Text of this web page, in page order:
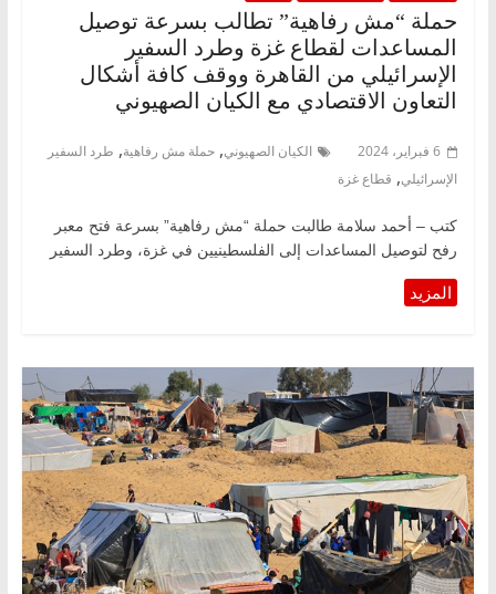
حملة “مش رفاهية” تطالب بسرعة توصيل
المساعدات لقطاع غزة وطرد السفير
الإسرائيلي من القاهرة ووقف كافة أشكال
التعاون الاقتصادي مع الكيان الصهيوني
6 فبراير، 2024 الكيان الصهيوني, حملة مش رفاهية, طرد السفير
الإسرائيلي, قطاع غزة
كتب – أحمد سلامة طالبت حملة “مش رفاهية” بسرعة فتح معبر
رفح لتوصيل المساعدات إلى الفلسطينيين في غزة، وطرد السفير